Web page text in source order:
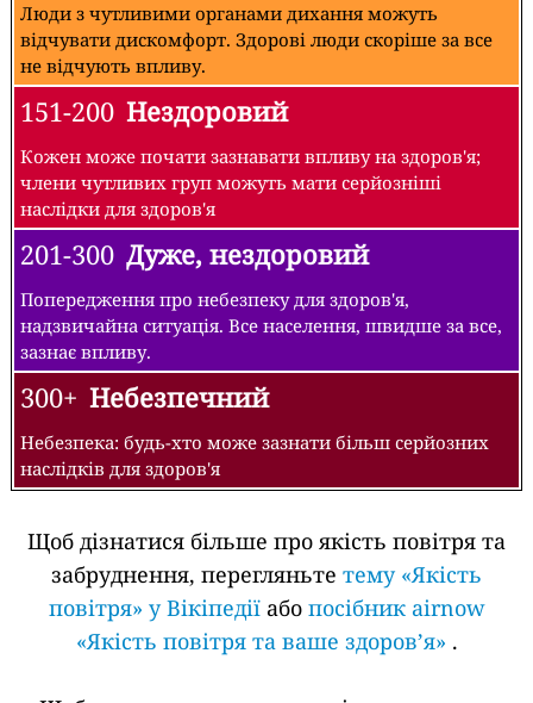
Люди з чутливими органами дихання можуть
відчувати дискомфорт. Здорові люди скоріше за все
не відчують впливу.
151-200 Нездоровий
Кожен може почати зазнавати впливу на здоров'я;
члени чутливих груп можуть мати серйозніші
наслідки для здоров'я
201-300 Дуже, нездоровий
Попередження про небезпеку для здоров'я,
надзвичайна ситуація. Все населення, швидше за все,
зазнає впливу.
300+ Небезпечний
Небезпека: будь-хто може зазнати більш серйозних
наслідків для здоров'я
Щоб дізнатися більше про якість повітря та
забруднення, перегляньте тему «Якість
повітря» у Вікіпедіїабо посібник airnow
«Якість повітря та ваше здоров’я» .